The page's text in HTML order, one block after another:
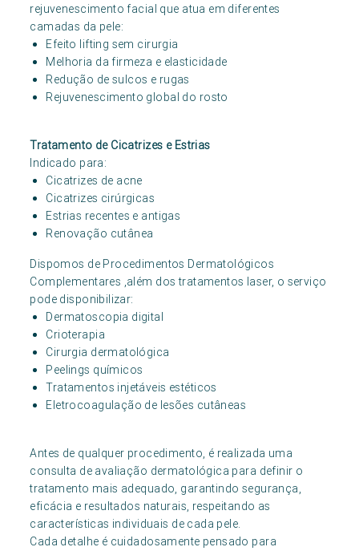
rejuvenescimento facial que atua em diferentes
camadas da pele:
Efeito lifting sem cirurgia
Melhoria da firmeza e elasticidade
Redução de sulcos e rugas
Rejuvenescimento global do rosto
Tratamento de Cicatrizes e Estrias
Indicado para:
Cicatrizes de acne
Cicatrizes cirúrgicas
Estrias recentes e antigas
Renovação cutânea
Dispomos de Procedimentos Dermatológicos
Complementares ,além dos tratamentos laser, o serviço
pode disponibilizar:
Dermatoscopia digital
Crioterapia
Cirurgia dermatológica
Peelings químicos
Tratamentos injetáveis estéticos
Eletrocoagulação de lesões cutâneas
Antes de qualquer procedimento, é realizada uma
consulta de avaliação dermatológica para definir o
tratamento mais adequado, garantindo segurança,
eficácia e resultados naturais, respeitando as
características individuais de cada pele.
Cada detalhe é cuidadosamente pensado para